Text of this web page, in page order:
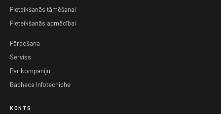
Pieteikšanās tāmēšanai
Pieteikšanās apmācībai
Pārdošana
Serviss
Par kompāniju
Bacheca Infotecniche
KONTS